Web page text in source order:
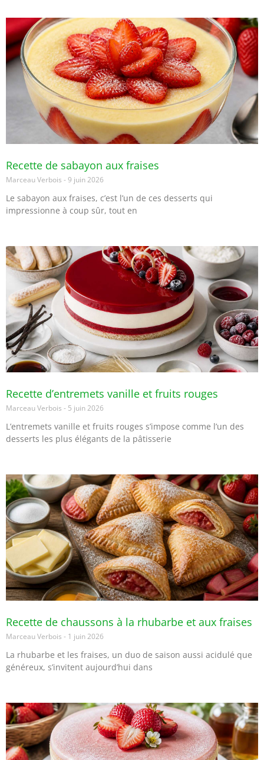
Recette de sabayon aux fraises
Marceau Verbois 9 juin 2026
Le sabayon aux fraises, c’est l’un de ces desserts qui
impressionne à coup sûr, tout en
Recette d’entremets vanille et fruits rouges
Marceau Verbois 5 juin 2026
L’entremets vanille et fruits rouges s’impose comme l’un des
desserts les plus élégants de la pâtisserie
Recette de chaussons à la rhubarbe et aux fraises
Marceau Verbois 1 juin 2026
La rhubarbe et les fraises, un duo de saison aussi acidulé que
généreux, s’invitent aujourd’hui dans